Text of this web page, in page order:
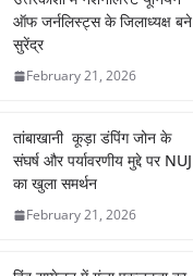
A
p
ऑफ जर्नलिस्ट्स के जिलाध्यक्ष बने
सुरेंद्र
February 21, 2026
तांबाखानी कूड़ा डंपिंग जोन के
संघर्ष और पर्यावरणीय मुद्दे पर NUJ
का खुला समर्थन
February 21, 2026